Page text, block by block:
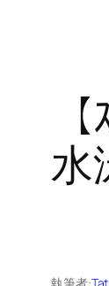
水